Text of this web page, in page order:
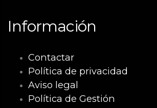
Información
Contactar
Política de privacidad
Aviso legal
Política de Gestión